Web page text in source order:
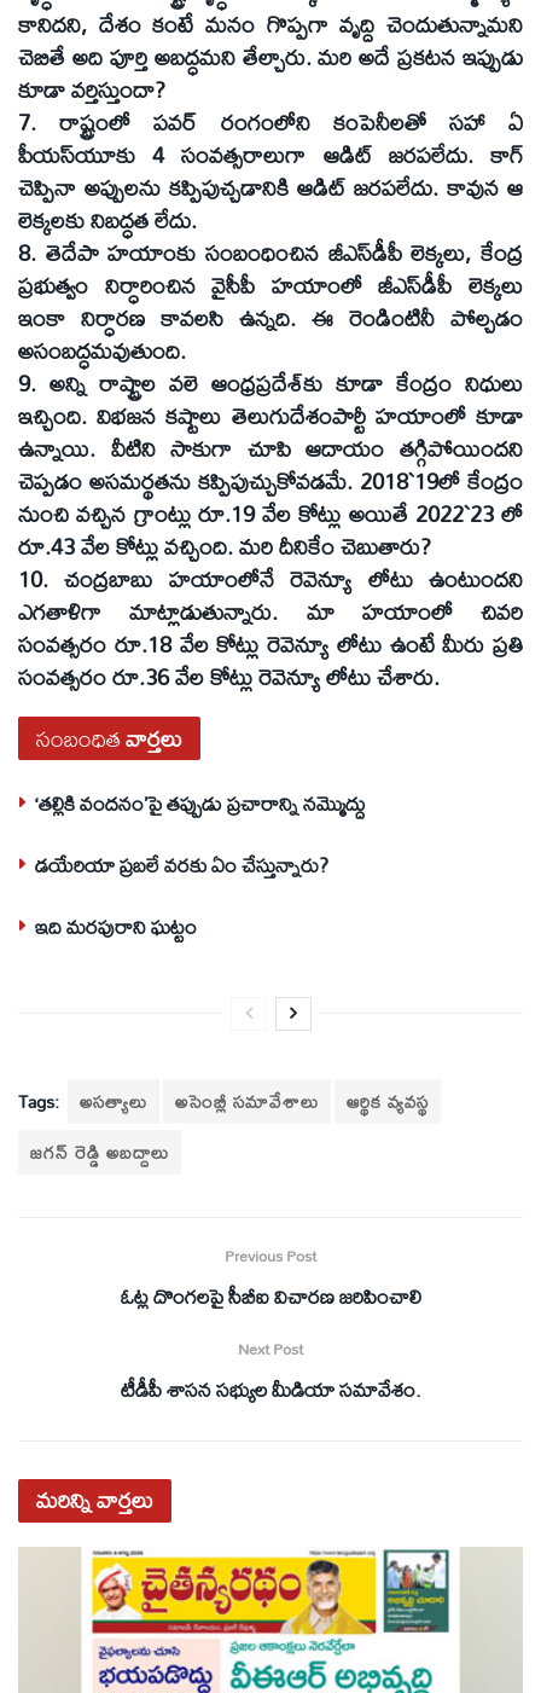
కానిదని, దేశం కంటే మనం గొప్పగా వృద్ది చెందుతున్నామని
చెబితే అది పూర్తి అబద్ధమని తేల్చారు. మరి అదే ప్రకటన ఇప్పుడు
కూడా వర్తిస్తుందా?
7. రాష్ట్రంలో పవర్‌ రంగంలోని కంపెనీలతో సహా ఏ
పీయస్‌యూకు 4 సంవత్సరాలుగా ఆడిట్‌ జరపలేదు. కాగ్‌
చెప్పినా అప్పులను కప్పిపుచ్చడానికి ఆడిట్‌ జరపలేదు. కావున ఆ
లెక్కలకు నిబద్ధత లేదు.
8. తెదేపా హయాంకు సంబంధించిన జీఎస్‌డీపీ లెక్కలు, కేంద్ర
ప్రభుత్వం నిర్ధారించిన వైసీపీ హయాంలో జీఎస్‌డీపీ లెక్కలు
ఇంకా నిర్ధారణ కావలసి ఉన్నది. ఈ రెండింటినీ పోల్చడం
అసంబద్ధమవుతుంది.
9. అన్ని రాష్ట్రాల వలె ఆంధ్రప్రదేశ్‌కు కూడా కేంద్రం నిధులు
ఇచ్చింది. విభజన కష్టాలు తెలుగుదేశంపార్టీ హయాంలో కూడా
ఉన్నాయి. వీటిని సాకుగా చూపి ఆదాయం తగ్గిపోయిందని
చెప్పడం అసమర్థతను కప్పిపుచ్చుకోవడమే. 2018`19లో కేంద్రం
నుంచి వచ్చిన గ్రాంట్లు రూ.19 వేల కోట్లు అయితే 2022`23 లో
రూ.43 వేల కోట్లు వచ్చింది. మరి దీనికేం చెబుతారు?
10. చంద్రబాబు హయాంలోనే రెవెన్యూ లోటు ఉంటుందని
ఎగతాళిగా మాట్లాడుతున్నారు. మా హయాంలో చివరి
సంవత్సరం రూ.18 వేల కోట్లు రెవెన్యూ లోటు ఉంటే మీరు ప్రతి
సంవత్సరం రూ.36 వేల కోట్లు రెవెన్యూ లోటు చేశారు.
సంబంధితవార్తలు
‘తల్లికి వందనం’పై తప్పుడు ప్రచారాన్ని నమ్మొద్దు
డయేరియా ప్రబలే వరకు ఏం చేస్తున్నారు?
ఇది మరపురాని ఘట్టం
Tags: అసత్యాలు అసెంబ్లీ సమావేశాలు
ఆర్థిక వ్యవస్థ
జగన్ రెడ్డి అబద్దాలు
Previous Post
ఓట్ల దొంగలపై సీబీఐ విచారణ జరిపించాలి
Next Post
టీడీపీ శాసన సభ్యుల మీడియా సమావేశం.
మరిన్నివార్తలు